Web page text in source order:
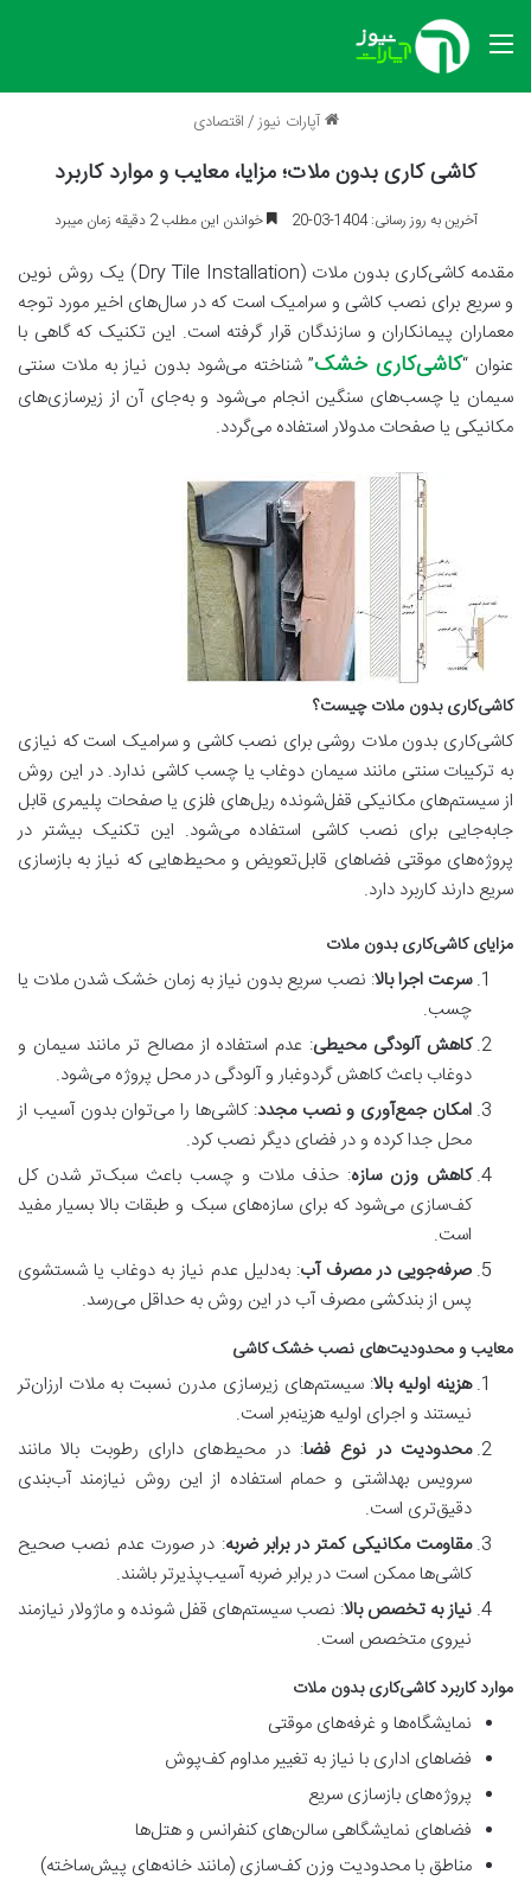
منو
آپارات نیوز/اقتصادی
کاشی کاری بدون ملات؛ مزایا، معایب و موارد کاربرد
آخرین به روز رسانی: 1404-03-20 خواندن این مطلب 2 دقیقه زمان میبرد
مقدمه کاشی‌کاری بدون ملات (Dry Tile Installation) یک روش نوین
و سریع برای نصب کاشی و سرامیک است که در سال‌های اخیر مورد توجه
معماران پیمانکاران و سازندگان قرار گرفته است. این تکنیک که گاهی با
عنوان “کاشی‌کاری خشک” شناخته می‌شود بدون نیاز به ملات سنتی
سیمان یا چسب‌های سنگین انجام می‌شود و به‌جای آن از زیرسازی‌های
مکانیکی یا صفحات مدولار استفاده می‌گردد.
کاشی‌کاری بدون ملات چیست؟
کاشی‌کاری بدون ملات روشی برای نصب کاشی و سرامیک است که نیازی
به ترکیبات سنتی مانند سیمان دوغاب یا چسب کاشی ندارد. در این روش
از سیستم‌های مکانیکی قفل‌شونده ریل‌های فلزی یا صفحات پلیمری قابل
جابه‌جایی برای نصب کاشی استفاده می‌شود. این تکنیک بیشتر در
پروژه‌های موقتی فضاهای قابل‌تعویض و محیط‌هایی که نیاز به بازسازی
سریع دارند کاربرد دارد.
مزایای کاشی‌کاری بدون ملات
سرعت اجرا بالا: نصب سریع بدون نیاز به زمان خشک شدن ملات یا
چسب.
کاهش آلودگی محیطی: عدم استفاده از مصالح تر مانند سیمان و
دوغاب باعث کاهش گردوغبار و آلودگی در محل پروژه می‌شود.
امکان جمع‌آوری و نصب مجدد: کاشی‌ها را می‌توان بدون آسیب از
محل جدا کرده و در فضای دیگر نصب کرد.
کاهش وزن سازه: حذف ملات و چسب باعث سبک‌تر شدن کل
کف‌سازی می‌شود که برای سازه‌های سبک و طبقات بالا بسیار مفید
است.
صرفه‌جویی در مصرف آب: به‌دلیل عدم نیاز به دوغاب یا شستشوی
پس از بندکشی مصرف آب در این روش به حداقل می‌رسد.
معایب و محدودیت‌های نصب خشک کاشی
هزینه اولیه بالا: سیستم‌های زیرسازی مدرن نسبت به ملات ارزان‌تر
نیستند و اجرای اولیه هزینه‌بر است.
محدودیت در نوع فضا: در محیط‌های دارای رطوبت بالا مانند
سرویس بهداشتی و حمام استفاده از این روش نیازمند آب‌بندی
دقیق‌تری است.
مقاومت مکانیکی کمتر در برابر ضربه: در صورت عدم نصب صحیح
کاشی‌ها ممکن است در برابر ضربه آسیب‌پذیرتر باشند.
نیاز به تخصص بالا: نصب سیستم‌های قفل شونده و ماژولار نیازمند
نیروی متخصص است.
موارد کاربرد کاشی‌کاری بدون ملات
نمایشگاه‌ها و غرفه‌های موقتی
فضاهای اداری با نیاز به تغییر مداوم کف‌پوش
پروژه‌های بازسازی سریع
فضاهای نمایشگاهی سالن‌های کنفرانس و هتل‌ها
مناطق با محدودیت وزن کف‌سازی (مانند خانه‌های پیش‌ساخته)